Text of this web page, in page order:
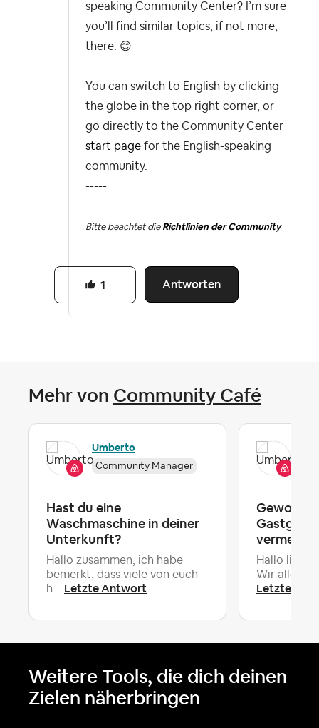
speaking Community Center? I’m sure
you’ll find similar topics, if not more,
there. 😊
You can switch to English by clicking
the globe in the top right corner, or
go directly to the Community Center
start page for the English-speaking
community.
-----
Bitte beachtet die Richtlinien der Community
Antworten
1
Mehr von Community Café
Umberto
Community Manager
Hast du eine
Waschmaschine in deiner
Unterkunft?
Hallo zusammen, ich habe
bemerkt, dass viele von euch
h... Letzte Antwort
Hallo liebe
Wir alle
Letzte
Weitere Tools, die dich deinen
Zielen näherbringen